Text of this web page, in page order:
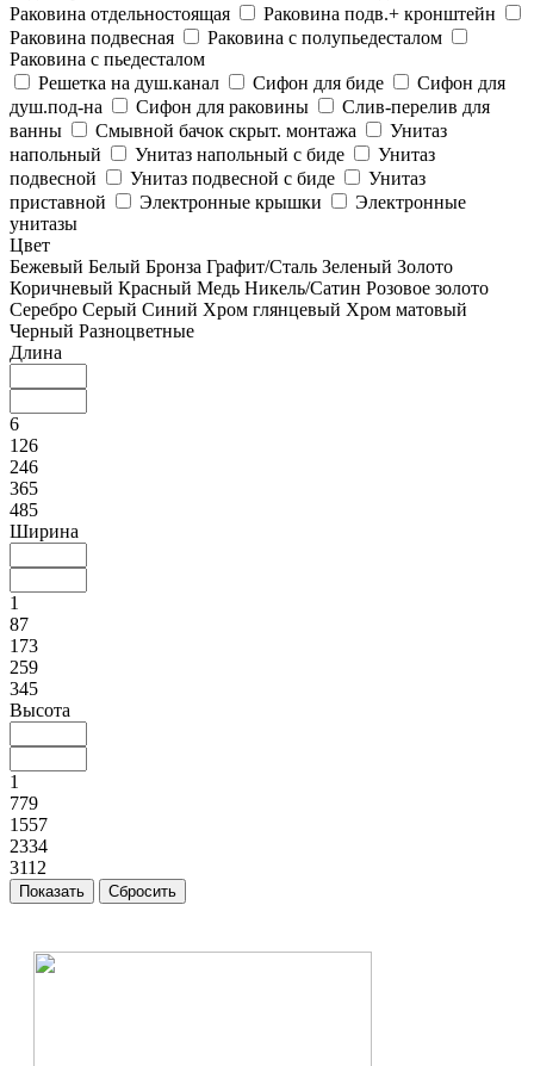
Раковина отдельностоящая
Раковина подв.+ кронштейн
Раковина подвесная
Раковина с полупьедесталом
Раковина с пьедесталом
Решетка на душ.канал
Сифон для биде
Сифон для
душ.под-на
Сифон для раковины
Слив-перелив для
ванны
Смывной бачок скрыт. монтажа
Унитаз
напольный
Унитаз напольный с биде
Унитаз
подвесной
Унитаз подвесной с биде
Унитаз
приставной
Электронные крышки
Электронные
унитазы
Цвет
Бежевый Белый Бронза Графит/Сталь Зеленый Золото
Коричневый Красный Медь Никель/Сатин Розовое золото
Серебро Серый Синий Хром глянцевый Хром матовый
Черный Разноцветные
Длина
6
126
246
365
485
Ширина
1
87
173
259
345
Высота
1
779
1557
2334
3112